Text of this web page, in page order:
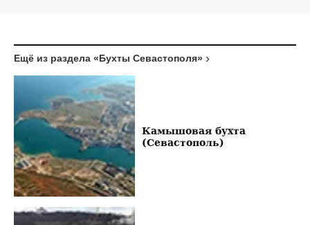
Ещё из раздела «Бухты Севастополя»
Камышовая бухта
(Севастополь)